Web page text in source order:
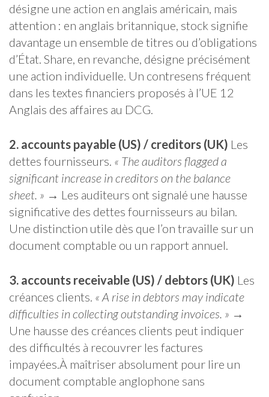
désigne une action en anglais américain, mais
attention : en anglais britannique, stock signifie
davantage un ensemble de titres ou d’obligations
d’État. Share, en revanche, désigne précisément
une action individuelle. Un contresens fréquent
dans les textes financiers proposés à l’UE 12
Anglais des affaires au DCG.
2. accounts payable (US) / creditors (UK) Les
dettes fournisseurs. « The auditors flagged a
significant increase in creditors on the balance
sheet. » → Les auditeurs ont signalé une hausse
significative des dettes fournisseurs au bilan.
Une distinction utile dès que l’on travaille sur un
document comptable ou un rapport annuel.
3. accounts receivable (US) / debtors (UK) Les
créances clients. « A rise in debtors may indicate
difficulties in collecting outstanding invoices. » →
Une hausse des créances clients peut indiquer
des difficultés à recouvrer les factures
impayées.À maîtriser absolument pour lire un
document comptable anglophone sans